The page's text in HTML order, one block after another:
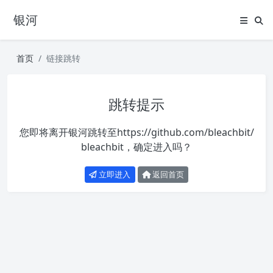
银河
首页 链接跳转
跳转提示
您即将离开银河跳转至https://github.com/bleachbit/
bleachbit ，确定进入吗？
立即进入 返回首页